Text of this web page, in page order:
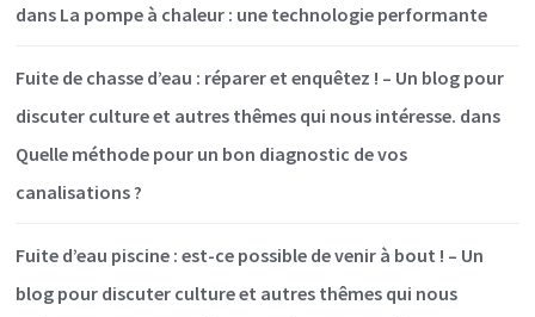
dans La pompe à chaleur : une technologie performante
Fuite de chasse d’eau : réparer et enquêtez ! – Un blog pour
discuter culture et autres thêmes qui nous intéresse. dans
Quelle méthode pour un bon diagnostic de vos
canalisations ?
Fuite d’eau piscine : est-ce possible de venir à bout ! – Un
blog pour discuter culture et autres thêmes qui nous